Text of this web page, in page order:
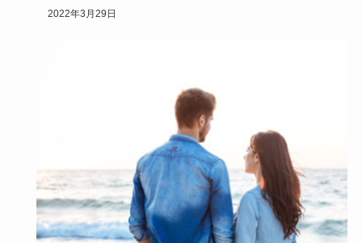
トレンドのワイドパンツですが、アウ…
2022年3月29日